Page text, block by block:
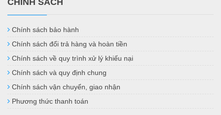
Chính sách bảo hành
Chính sách đổi trả hàng và hoàn tiền
Chính sách về quy trình xử lý khiếu nại
Chính sách và quy định chung
Chính sách vận chuyển, giao nhận
Phương thức thanh toán